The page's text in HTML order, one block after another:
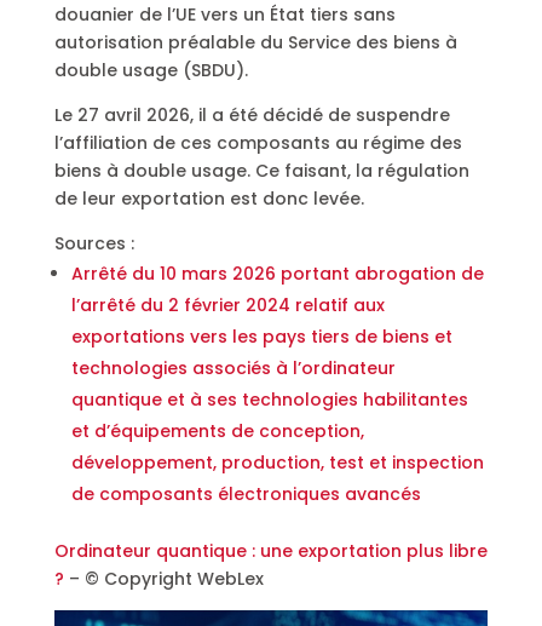
douanier de l’UE vers un État tiers sans
autorisation préalable du Service des biens à
double usage (SBDU).
Le 27 avril 2026, il a été décidé de suspendre
l’affiliation de ces composants au régime des
biens à double usage. Ce faisant, la régulation
de leur exportation est donc levée.
Sources :
Arrêté du 10 mars 2026 portant abrogation de
l’arrêté du 2 février 2024 relatif aux
exportations vers les pays tiers de biens et
technologies associés à l’ordinateur
quantique et à ses technologies habilitantes
et d’équipements de conception,
développement, production, test et inspection
de composants électroniques avancés
Ordinateur quantique : une exportation plus libre
? – © Copyright WebLex